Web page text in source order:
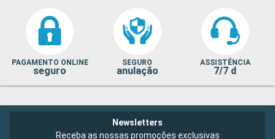
PAGAMENTO ONLINE
seguro
SEGURO
anulação
ASSISTÊNCIA
7/7 d
Newsletters
Receba as nossas promoções exclusivas